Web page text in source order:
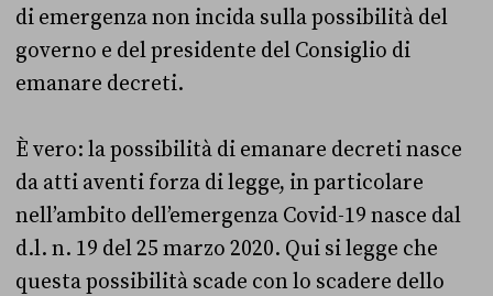
di emergenza non incida sulla possibilità del
governo e del presidente del Consiglio di
emanare decreti.
È vero: la possibilità di emanare decreti nasce
da atti aventi forza di legge, in particolare
nell’ambito dell’emergenza Covid-19 nasce dal
d.l. n. 19 del 25 marzo 2020. Qui si legge che
questa possibilità scade con lo scadere dello